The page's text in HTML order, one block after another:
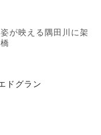
が映える隅田川に架
ドグラン